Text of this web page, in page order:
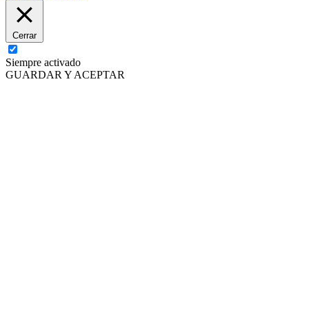
Cerrar
Siempre activado
GUARDAR Y ACEPTAR